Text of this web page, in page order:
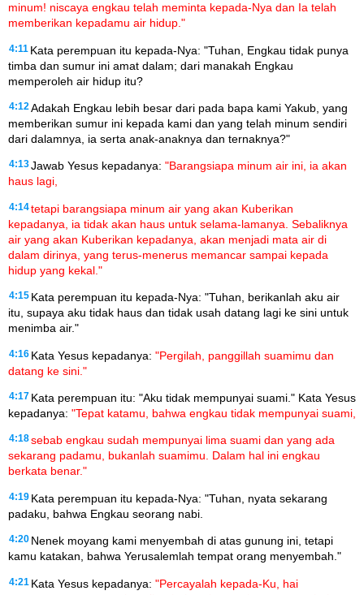
minum! niscaya engkau telah meminta kepada-Nya dan Ia telah
memberikan kepadamu air hidup."
4:11 Kata perempuan itu kepada-Nya: "Tuhan, Engkau tidak punya
timba dan sumur ini amat dalam; dari manakah Engkau
memperoleh air hidup itu?
4:12 Adakah Engkau lebih besar dari pada bapa kami Yakub, yang
memberikan sumur ini kepada kami dan yang telah minum sendiri
dari dalamnya, ia serta anak-anaknya dan ternaknya?"
4:13Jawab Yesus kepadanya: "Barangsiapa minum air ini, ia akan
haus lagi,
4:14tetapi barangsiapa minum air yang akan Kuberikan
kepadanya, ia tidak akan haus untuk selama-lamanya. Sebaliknya
air yang akan Kuberikan kepadanya, akan menjadi mata air di
dalam dirinya, yang terus-menerus memancar sampai kepada
hidup yang kekal."
4:15 Kata perempuan itu kepada-Nya: "Tuhan, berikanlah aku air
itu, supaya aku tidak haus dan tidak usah datang lagi ke sini untuk
menimba air."
4:16 Kata Yesus kepadanya: "Pergilah, panggillah suamimu dan
datang ke sini."
4:17 Kata perempuan itu: "Aku tidak mempunyai suami." Kata Yesus
kepadanya: "Tepat katamu, bahwa engkau tidak mempunyai suami,
4:18sebab engkau sudah mempunyai lima suami dan yang ada
sekarang padamu, bukanlah suamimu. Dalam hal ini engkau
berkata benar."
4:19 Kata perempuan itu kepada-Nya: "Tuhan, nyata sekarang
padaku, bahwa Engkau seorang nabi.
4:20 Nenek moyang kami menyembah di atas gunung ini, tetapi
kamu katakan, bahwa Yerusalemlah tempat orang menyembah."
4:21 Kata Yesus kepadanya: "Percayalah kepada-Ku, hai